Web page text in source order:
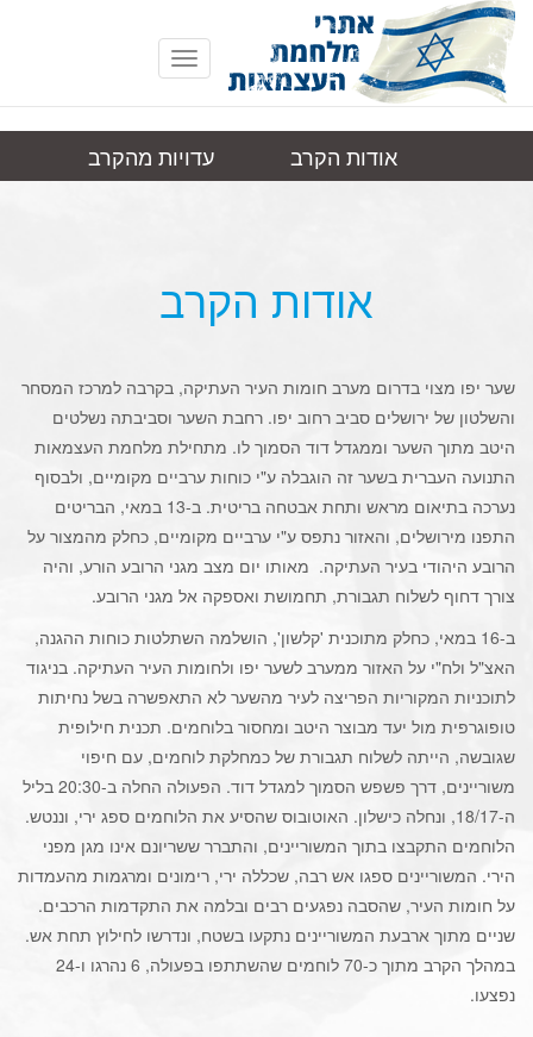
Toggle
navigation
ירושלים, שער
אודות הקרב
עדויות מהקרב
אודות הקרב
שער יפו מצוי בדרום מערב חומות העיר העתיקה, בקרבה למרכז המסחר
והשלטון של ירושלים סביב רחוב יפו. רחבת השער וסביבתה נשלטים
היטב מתוך השער וממגדל דוד הסמוך לו. מתחילת מלחמת העצמאות
התנועה העברית בשער זה הוגבלה ע"י כוחות ערביים מקומיים, ולבסוף
נערכה בתיאום מראש ותחת אבטחה בריטית. ב-13 במאי, הבריטים
התפנו מירושלים, והאזור נתפס ע"י ערביים מקומיים, כחלק מהמצור על
הרובע היהודי בעיר העתיקה. מאותו יום מצב מגני הרובע הורע, והיה
צורך דחוף לשלוח תגבורת, תחמושת ואספקה אל מגני הרובע.
ב-16 במאי, כחלק מתוכנית 'קלשון', הושלמה השתלטות כוחות ההגנה,
האצ"ל ולח"י על האזור ממערב לשער יפו ולחומות העיר העתיקה. בניגוד
לתוכניות המקוריות הפריצה לעיר מהשער לא התאפשרה בשל נחיתות
טופוגרפית מול יעד מבוצר היטב ומחסור בלוחמים. תכנית חילופית
שגובשה, הייתה לשלוח תגבורת של כמחלקת לוחמים, עם חיפוי
משוריינים, דרך פשפש הסמוך למגדל דוד. הפעולה החלה ב-20:30 בליל
ה-18/17, ונחלה כישלון. האוטובוס שהסיע את הלוחמים ספג ירי, וננטש.
הלוחמים התקבצו בתוך המשוריינים, והתברר ששריונם אינו מגן מפני
הירי. המשוריינים ספגו אש רבה, שכללה ירי, רימונים ומרגמות מהעמדות
על חומות העיר, שהסבה נפגעים רבים ובלמה את התקדמות הרכבים.
שניים מתוך ארבעת המשוריינים נתקעו בשטח, ונדרשו לחילוץ תחת אש.
במהלך הקרב מתוך כ-70 לוחמים שהשתתפו בפעולה, 6 נהרגו ו-24
נפצעו.